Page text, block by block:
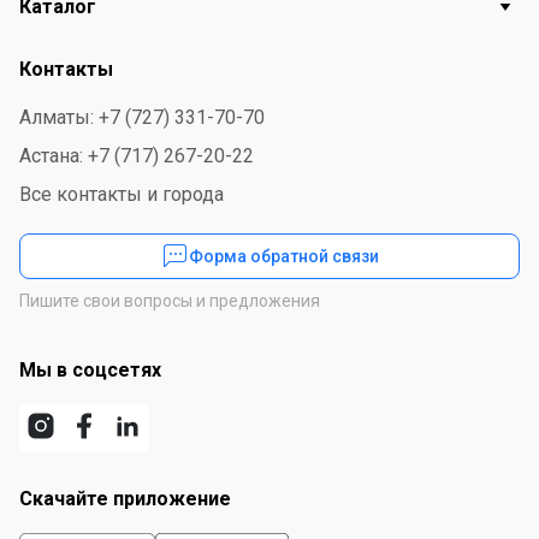
параметры сейфа: электронный код с одним ключом,
час. Для удобства оборудован четыремя ножками.
Каталог
Контакты
Алматы: +7 (727) 331-70-70
Астана: +7 (717) 267-20-22
Все контакты и города
Форма обратной связи
Пишите свои вопросы и предложения
Мы в соцсетях
Скачайте приложение